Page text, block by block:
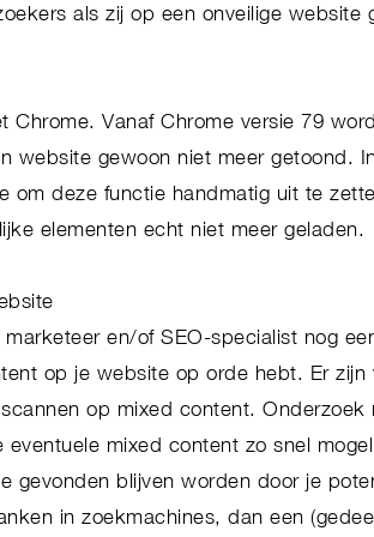
als zij op een onveilige website
Chrome. Vanaf Chrome versie 79
website gewoon niet meer getoond.
om deze functie handmatig uit te
elementen echt niet meer geladen.
en/of SEO-specialist nog
op je website op orde hebt. Er zijn
op mixed content. Onderzoek
mixed content zo snel
gevonden blijven worden door je
in zoekmachines, dan een